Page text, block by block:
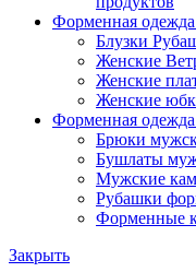
Форменная
Блузки
Женские
Женские
Женские
Форменная
Брюки
Бушлаты
Мужские
Рубашки
Форменные
Закрыть